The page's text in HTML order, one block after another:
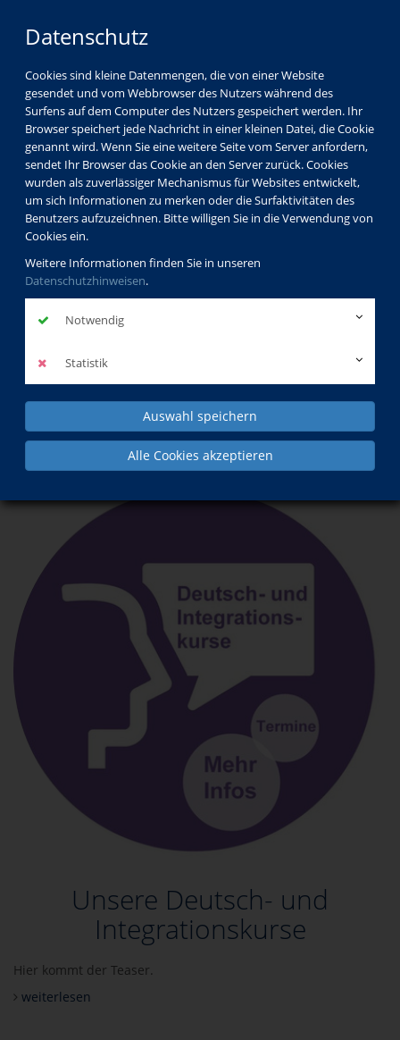
Datenschutz
Cookies sind kleine Datenmengen, die von einer Website
gesendet und vom Webbrowser des Nutzers während des
Surfens auf dem Computer des Nutzers gespeichert werden. Ihr
Browser speichert jede Nachricht in einer kleinen Datei, die Cookie
genannt wird. Wenn Sie eine weitere Seite vom Server anfordern,
sendet Ihr Browser das Cookie an den Server zurück. Cookies
wurden als zuverlässiger Mechanismus für Websites entwickelt,
um sich Informationen zu merken oder die Surfaktivitäten des
Benutzers aufzuzeichnen. Bitte willigen Sie in die Verwendung von
Cookies ein.
Weitere Informationen finden Sie in unseren
Datenschutzhinweisen.
Notwendig
Statistik
Auswahl speichern
Alle Cookies akzeptieren
Unsere Deutsch- und
Integrationskurse
Hier kommt der Teaser.
weiterlesen